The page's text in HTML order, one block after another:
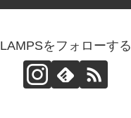
LAMPSをフォローする